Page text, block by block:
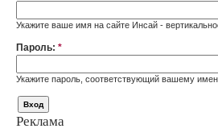
Укажите ваше имя на сайте Инсай -
Пароль: *
Укажите пароль, соответствующий вашему
Реклама